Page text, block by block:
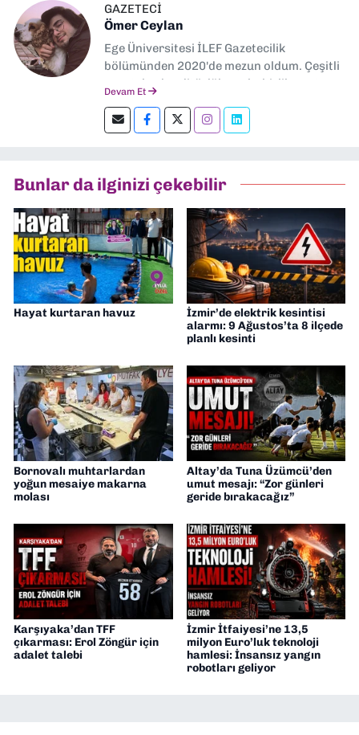
GAZETECİ
Ömer Ceylan
Ege Üniversitesi İLEF Gazetecilik
bölümünden 2020'de mezun oldum. Çeşitli
gazetelerde editörlük, muhabirlik yaptım.
editörlük yapıyorum.
Devam Et
Bunlar da ilginizi çekebilir
Hayat kurtaran havuz
İzmir’de elektrik kesintisi
alarmı: 9 Ağustos’ta 8 ilçede
planlı kesinti
Bornovalı muhtarlardan
yoğun mesaiye makarna
molası
Altay’da Tuna Üzümcü’den
umut mesajı: “Zor günleri
geride bırakacağız”
Karşıyaka’dan TFF
çıkarması: Erol Zöngür için
adalet talebi
İzmir İtfaiyesi’ne 13,5
milyon Euro’luk teknoloji
hamlesi: İnsansız yangın
robotları geliyor